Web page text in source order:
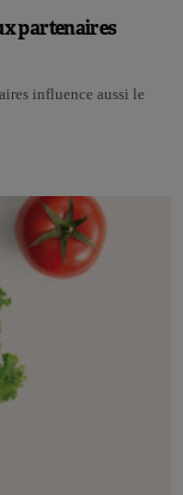
partenaires
influence aussi le